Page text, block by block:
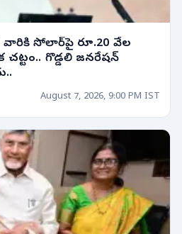
వారికి సోలార్‌పై రూ.20 వేల
చట్టం.. గొడ్డలి జనరేషన్
August 7, 2026, 9:00 PM IST